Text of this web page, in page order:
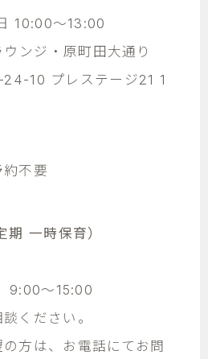
10:00～13:00
ンジ・原町田大通り
24-10 プレステージ21 1
不要
一時保育）
9:00～15:00
ください。
方は、お電話にてお問